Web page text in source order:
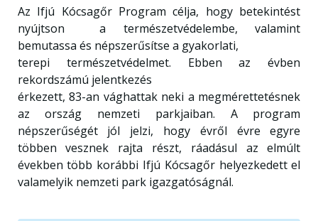
Az Ifjú Kócsagőr Program célja, hogy betekintést
nyújtson a természetvédelembe, valamint
bemutassa és népszerűsítse a gyakorlati,
terepi természetvédelmet. Ebben az évben
rekordszámú jelentkezés
érkezett, 83-an vághattak neki a megmérettetésnek
az ország nemzeti parkjaiban. A program
népszerűségét jól jelzi, hogy évről évre egyre
többen vesznek rajta részt, ráadásul az elmúlt
években több korábbi Ifjú Kócsagőr helyezkedett el
valamelyik nemzeti park igazgatóságnál.